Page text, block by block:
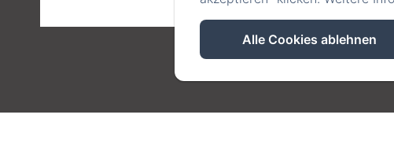
Alle Cookies ablehnen